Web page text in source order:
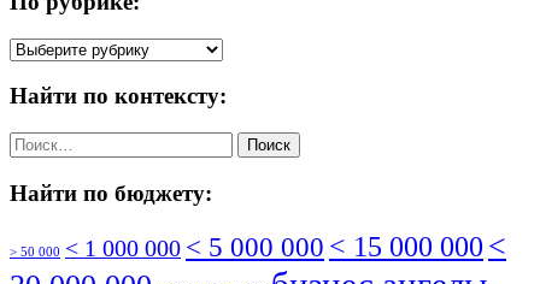
По
Найти по контексту:
Найти:
Найти по бюджету:
> 50 000 < 1 000 000 < 5 000 000 < 15 000 000 <